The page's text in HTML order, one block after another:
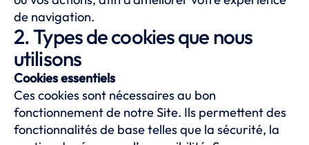
de navigation.
2. Types de cookies que nous
utilisons
Cookies essentiels
Ces cookies sont nécessaires au bon
fonctionnement de notre Site. Ils permettent des
fonctionnalités de base telles que la sécurité, la